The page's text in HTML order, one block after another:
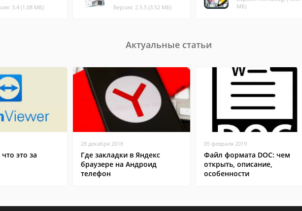
3.4 (1.08 МБ) Версия: 2.5.5 (3.52 МБ)
МБ)
Актуальные статьи
это за
28 декабря 2018
Где закладки в Яндекс
браузере на Андроид
телефон
05 февраля 2019
Файл формата DOC: чем
открыть, описание,
особенности